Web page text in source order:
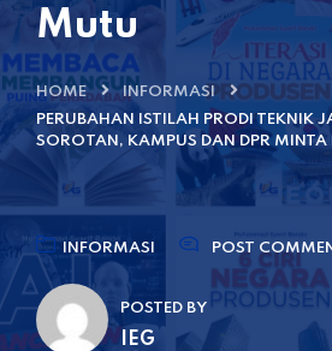
Mutu
HOME
INFORMASI
PERUBAHAN ISTILAH PRODI TEKNIK
SOROTAN, KAMPUS DAN DPR MINTA
INFORMASI POST
POSTED BY
IEG